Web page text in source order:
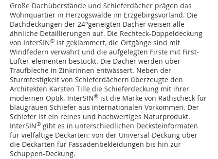
Große Dachüberstände und Schieferdächer prägen das
Wohnquartier in Herzogswalde im Erzgebirgsvorland. Die
Dachdeckungen der 24°geneigten Dächer weisen alle
ähnliche Detaillierungen auf. Die Rechteck-Doppeldeckung
von InterSIN® ist geklammert, die Ortgänge sind mit
Windfedern verwahrt und die aufgelegten Firste mit First-
Lüfter-elementen bestückt. Die Dächer werden über
Traufbleche in Zinkrinnen entwässert. Neben der
Sturmfestigkeit von Schieferdächern überzeugte den
Architekten Karsten Tille die Schieferdeckung mit ihrer
modernen Optik. InterSIN® ist die Marke von Rathscheck für
blaugrauen Schiefer aus internationalen Vorkommen. Der
Schiefer ist ein reines und hochwertiges Naturprodukt.
InterSIN® gibt es in unterschiedlichen Decksteinformaten
für vielfältige Deckarten: von der Universal-Deckung über
die Deckarten für Fassadenbekleidungen bis hin zur
Schuppen-Deckung.